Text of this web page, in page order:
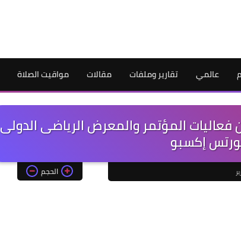
عالمي تقارير وملفات مقالات مواقيت الصلاة
فعاليات المؤتمر والمعرض الرياضى الدولى
إكسبو
الحجم